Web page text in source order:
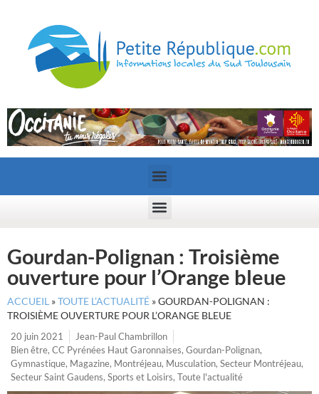
Gourdan-Polignan : Troisième
ouverture pour l’Orange bleue
ACCUEIL »TOUTE L’ACTUALITÉ »GOURDAN-POLIGNAN :
TROISIÈME OUVERTURE POUR L’ORANGE BLEUE
20 juin 2021
Jean-Paul Chambrillon
Bien être, CC Pyrénées Haut Garonnaises, Gourdan-Polignan,
Gymnastique, Magazine, Montréjeau, Musculation, Secteur Montréjeau,
Secteur Saint Gaudens, Sports et Loisirs, Toute l'actualité